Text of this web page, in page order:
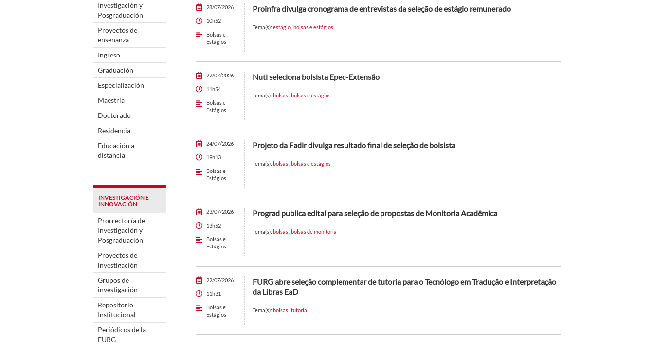
Investigación y
Posgraduación
Proyectos de
enseñanza
Ingreso
Graduación
Especialización
Maestría
Doctorado
Residencia
Educación a
distancia
INVESTIGACIÓN E
INNOVACIÓN
Prorrectoría de
Investigación y
Posgraduación
Proyectos de
investigación
Grupos de
investigación
Repositorio
Institucional
Periódicos de la
FURG
28/07/2026
10h52
Bolsas e
Estágios
Proinfra divulga cronograma de entrevistas da seleção de estágio remunerado
Tema(s): estágio bolsas e estágios
27/07/2026
11h54
Bolsas e
Estágios
Nuti seleciona bolsista Epec-Extensão
Tema(s): bolsas bolsas e estágios
24/07/2026
19h13
Bolsas e
Estágios
Projeto da Fadir divulga resultado final de seleção de bolsista
Tema(s): bolsas bolsas e estágios
23/07/2026
13h52
Bolsas e
Estágios
Prograd publica edital para seleção de propostas de Monitoria Acadêmica
Tema(s): bolsas bolsas de monitoria
22/07/2026
11h31
Bolsas e
Estágios
FURG abre seleção complementar de tutoria para o Tecnólogo em Tradução e Interpretação
da Libras EaD
Tema(s): bolsas tutoria